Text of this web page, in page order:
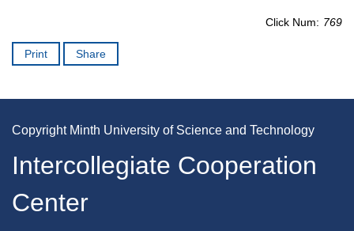
Click Num: 769
Print Share
Copyright Minth University of Science and Technology
Intercollegiate Cooperation
Center